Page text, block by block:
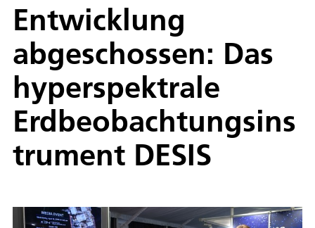
Entwicklung
abgeschossen: Das
hyperspektrale
Erdbeobachtungsins
trument DESIS